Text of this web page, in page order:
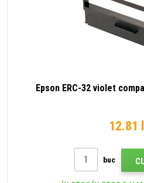
Epson ERC-32 violet
12.81
buc